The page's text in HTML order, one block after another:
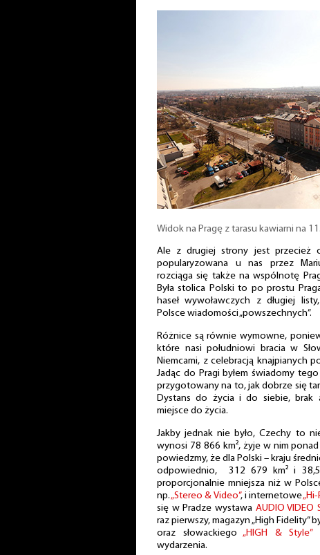
Widok na Pragę z tarasu kawiarni na
Ale z drugiej strony jest przecież
popularyzowana u nas przez
rozciąga się także na wspólnotę
Była stolica Polski to po prostu
haseł wywoławczych z długiej
Polsce wiadomości „powszechnych”.
Różnice są równie wymowne,
które nasi południowi bracia w
Niemcami, z celebracją knajpianych
Jadąc do Pragi byłem świadomy
przygotowany na to, jak dobrze się
Dystans do życia i do siebie, brak
miejsce do życia.
Jakby jednak nie było, Czechy to
wynosi 78 866 km², żyje w nim
powiedzmy, że dla Polski – kraju
odpowiednio, 312 679 km² i
proporcjonalnie mniejsza niż w
np. „Stereo & Video”, i internetowe
się w Pradze wystawa AUDIO VIDEO
raz pierwszy, magazyn „High Fidelity”
oraz słowackiego „HIGH & Style”
wydarzenia.